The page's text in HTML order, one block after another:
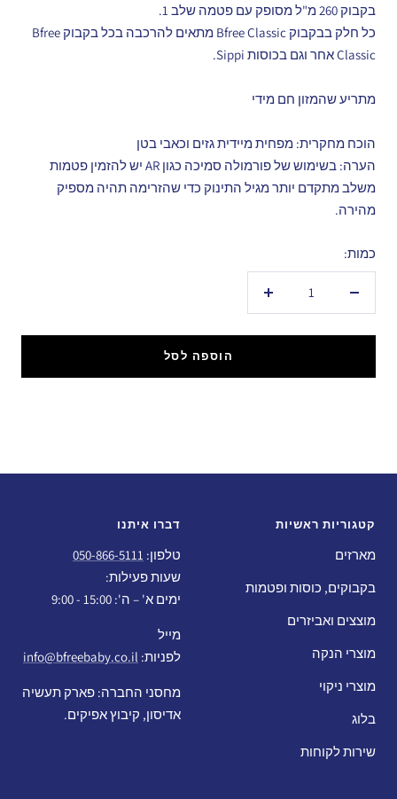
בקבוק 260 מ"ל מסופק עם פטמה שלב 1.
כל חלק בבקבוק Bfree Classic מתאים להרכבה בכל בקבוק Bfree
Classic אחר וגם בכוסות Sippi.
מתריע שהמזון חם מידי
הוכח מחקרית: מפחית מיידית גזים וכאבי בטן
הערה: בשימוש של פורמולה סמיכה כגון AR יש להזמין פטמות
משלב מתקדם יותר מגיל התינוק כדי שהזרימה תהיה מספיק
מהירה.
כמות:
הגדל
הוספה לסל
קטגוריות ראשיות
מארזים
בקבוקים, כוסות ופטמות
מוצצים ואביזרים
מוצרי הנקה
מוצרי ניקוי
בלוג
שירות לקוחות
דברו איתנו
טלפון: 050-866-5111
שעות פעילות:
ימים א' – ה': 15:00 - 9:00
מייל
לפניות: info@bfreebaby.co.il
מחסני החברה: פארק תעשיה
אדיסון, קיבוץ אפיקים.